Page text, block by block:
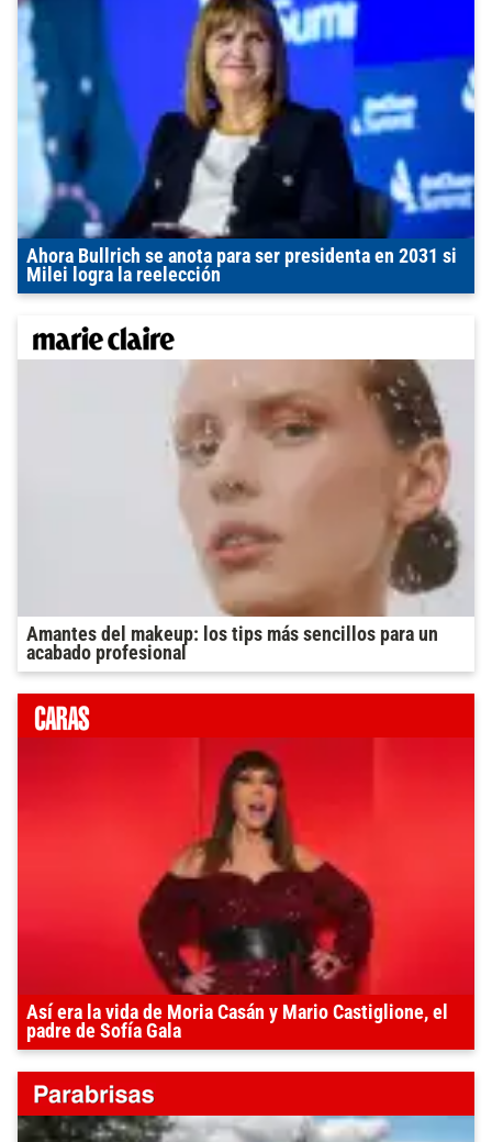
Ahora Bullrich se anota para ser presidenta en 2031 si
Milei logra la reelección
Amantes del makeup: los tips más sencillos para un
acabado profesional
Así era la vida de Moria Casán y Mario Castiglione, el
padre de Sofía Gala